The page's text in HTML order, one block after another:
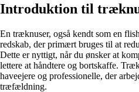
Introduktion til
En træknuser, også kendt som en
redskab, der primært bruges til at
Dette er nyttigt, når du ønsker at
lettere at håndtere og bortskaffe.
haveejere og professionelle, der
træfældning.